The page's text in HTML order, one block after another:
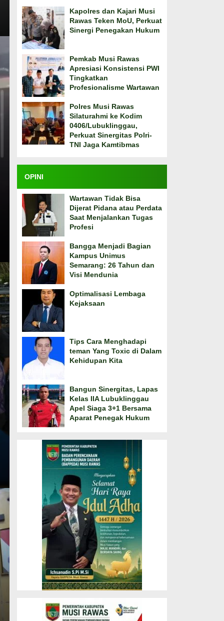
Kapolres dan Kajari Musi
Rawas Teken MoU, Perkuat
Sinergi Penegakan Hukum
Pemkab Musi Rawas
Apresiasi Konsistensi PWI
Tingkatkan
Profesionalisme Wartawan
Polres Musi Rawas
Silaturahmi ke Kodim
0406/Lubuklinggau,
Perkuat Sinergitas Polri-
TNI Jaga Kamtibmas
OPINI
Wartawan Tidak Bisa
Dijerat Pidana atau Perdata
Saat Menjalankan Tugas
Profesi
Bangga Menjadi Bagian
Kampus Unimus
Semarang: 26 Tahun dan
Visi Mendunia
Optimalisasi Lembaga
Kejaksaan
Tips Cara Menghadapi
teman Yang Toxic di Dalam
Kehidupan Kita
Bangun Sinergitas, Lapas
Kelas IIA Lubuklinggau
Apel Siaga 3+1 Bersama
Aparat Penegak Hukum